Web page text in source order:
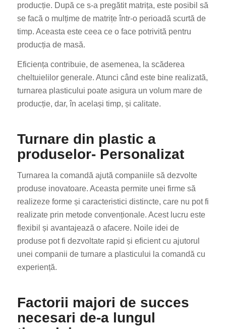
producție. După ce s-a pregătit matrița, este posibil să
se facă o mulțime de matrițe într-o perioadă scurtă de
timp. Aceasta este ceea ce o face potrivită pentru
producția de masă.
Eficiența contribuie, de asemenea, la scăderea
cheltuielilor generale. Atunci când este bine realizată,
turnarea plasticului poate asigura un volum mare de
producție, dar, în același timp, și calitate.
Turnare din plastic a
produselor- Personalizat
Turnarea la comandă ajută companiile să dezvolte
produse inovatoare. Aceasta permite unei firme să
realizeze forme și caracteristici distincte, care nu pot fi
realizate prin metode convenționale. Acest lucru este
flexibil și avantajează o afacere. Noile idei de
produse pot fi dezvoltate rapid și eficient cu ajutorul
unei companii de turnare a plasticului la comandă cu
experiență.
Factorii majori de succes
necesari de-a lungul
EL
SV
ES_MX